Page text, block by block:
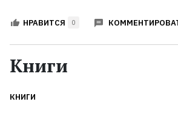
Авторы
Жанры
НРАВИТСЯ 0
Книги
КНИГИ